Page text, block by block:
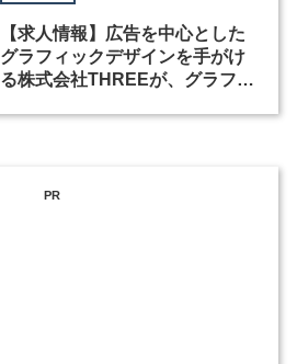
【求人情報】広告を中心とした
グラフィックデザインを手がけ
る株式会社THREEが、グラフィ
PR